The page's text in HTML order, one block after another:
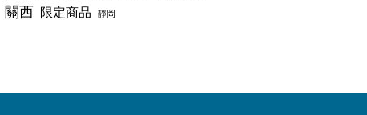
關西 限定商品 靜岡